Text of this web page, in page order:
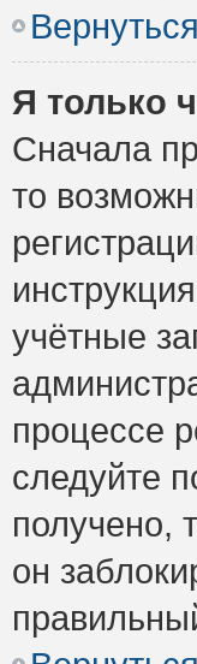
Я только
Сначала
то
учётные
процессе
следуйте
получено,
он